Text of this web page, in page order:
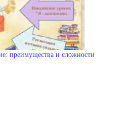
преимущества и сложности